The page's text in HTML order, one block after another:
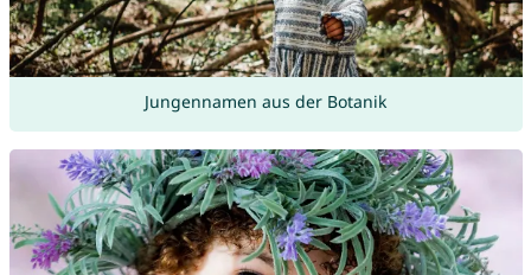
Jungennamen aus der Botanik